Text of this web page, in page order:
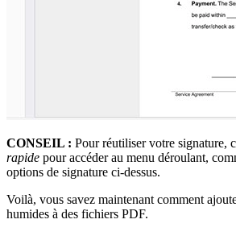
CONSEIL : Pour réutiliser votre signature,
rapide pour accéder au menu déroulant,
options de signature ci-dessus.
Voilà, vous savez maintenant comment
humides à des fichiers PDF.